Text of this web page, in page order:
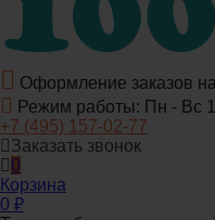
Оформление заказов на
Режим работы: Пн - Вс
+7 (495) 157-02-77
Заказать звонок
0
Корзина
0 ₽